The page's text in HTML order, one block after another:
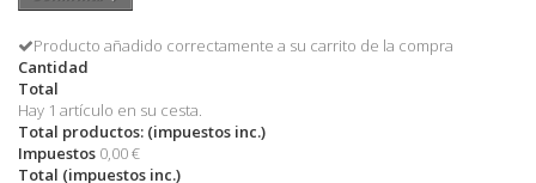
Producto añadido correctamente a su carrito de la compra
Cantidad
Total
Hay 1 artículo en su cesta.
Total productos: (impuestos inc.)
Impuestos 0,00 €
Total (impuestos inc.)